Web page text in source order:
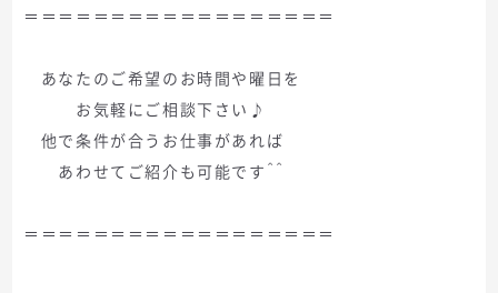
＝＝＝＝＝＝＝＝＝＝＝＝＝＝＝＝＝＝
あなたのご希望のお時間や曜日を
お気軽にご相談下さい♪
他で条件が合うお仕事があれば
あわせてご紹介も可能です＾＾
＝＝＝＝＝＝＝＝＝＝＝＝＝＝＝＝＝＝